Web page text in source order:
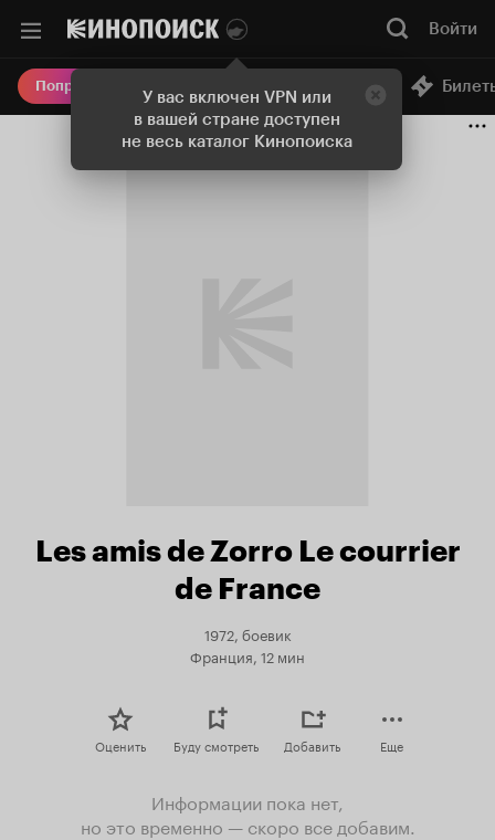
У вас включен VPN или
в вашей стране доступен
не весь каталог Кинопоиска
Войти
Попробовать Плюс Онлайн-кинотеатр
Les amis de Zorro Le courrier
de France
1972, боевик
Франция, 12 мин
Оценить Буду смотреть Добавить Еще
Информации пока нет,
но это временно — скоро все добавим.